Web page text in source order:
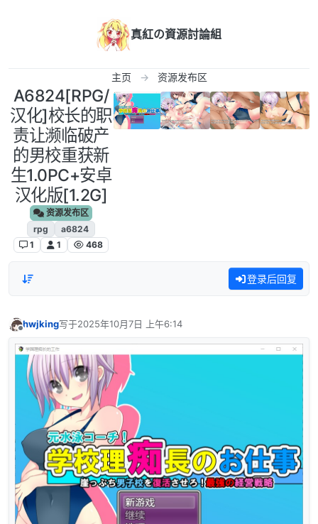
真紅の資源討論組
主页 资源发布区
A6824[RPG/
汉化]校长的职
责让濒临破产
的男校重获新
生1.0PC+安卓
汉化版[1.2G]
资源发布区
rpg
a6824
1
1 468
登录后回复
离线
hwjking写于2025年10月7日 上午6:14
最后由 编辑